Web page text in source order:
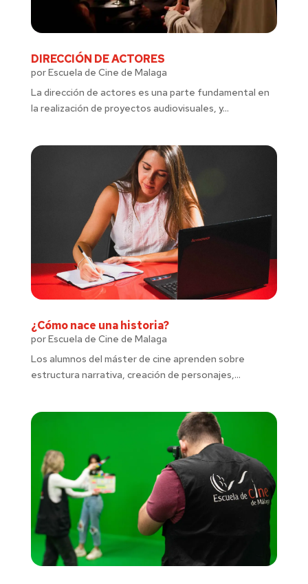
DIRECCIÓN DE ACTORES
porEscuela de Cine de Malaga
La dirección de actores es una parte fundamental en
la realización de proyectos audiovisuales, y...
¿Cómo nace una historia?
porEscuela de Cine de Malaga
Los alumnos del máster de cine aprenden sobre
estructura narrativa, creación de personajes,...